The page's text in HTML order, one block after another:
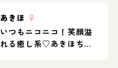
あきほ ♀
いつもニコニコ！笑顔溢
れる癒し系♡あきほちゃ